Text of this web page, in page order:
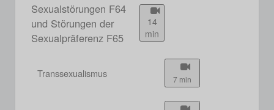
Sexualstörungen F64
und Störungen der
Sexualpräferenz F65
14
min
Transsexualismus 7 min